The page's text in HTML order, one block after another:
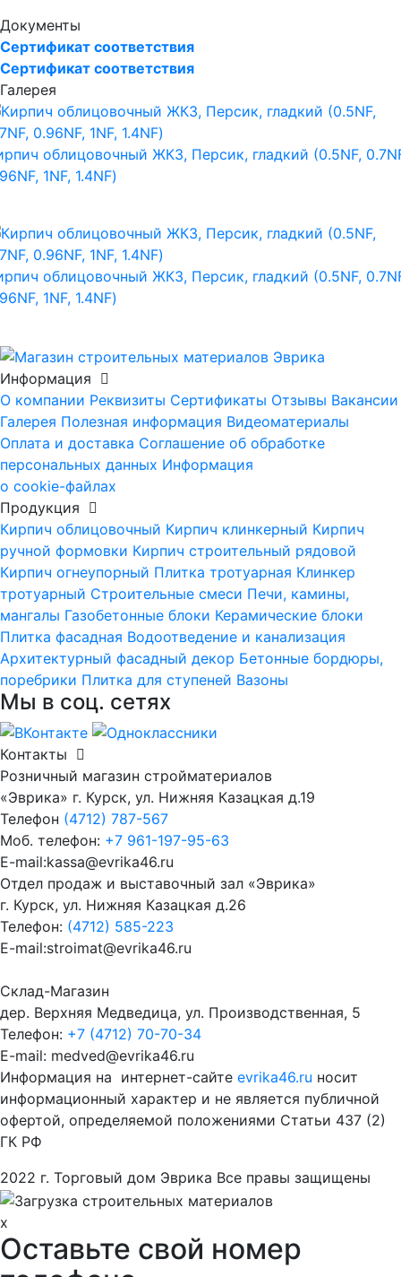
Документы
Сертификат соответствия
Сертификат соответствия
Галерея
облицовочный ЖКЗ, Персик, гладкий (0.5NF,
1NF, 1.4NF)
облицовочный ЖКЗ, Персик, гладкий (0.5NF,
1NF, 1.4NF)
Информация
О компании Реквизиты Сертификаты Отзывы Вакансии
Галерея Полезная информация Видеоматериалы
Оплата и доставка Соглашение об обработке
персональных данных Информация
о cookie-файлах
Продукция
Кирпич облицовочный Кирпич клинкерный Кирпич
ручной формовки Кирпич строительный рядовой
Кирпич огнеупорный Плитка тротуарная Клинкер
тротуарный Строительные смеси Печи, камины,
мангалы Газобетонные блоки Керамические блоки
Плитка фасадная Водоотведение и канализация
Архитектурный фасадный декор Бетонные бордюры,
поребрики Плитка для ступеней Вазоны
Мы в соц. сетях
Контакты
Розничный магазин стройматериалов
«Эврика» г. Курск, ул. Нижняя Казацкая д.19
Телефон (4712) 787-567
Моб. телефон: +7 961-197-95-63
E-mail:kassa@evrika46.ru
Отдел продаж и выставочный зал «Эврика»
г. Курск, ул. Нижняя Казацкая д.26
Телефон: (4712) 585-223
E-mail:stroimat@evrika46.ru
Склад-Магазин
дер. Верхняя Медведица, ул. Производственная, 5
Телефон: +7 (4712) 70-70-34
E-mail: medved@evrika46.ru
Информация на интернет-сайте evrika46.ru носит
информационный характер и не является публичной
офертой, определяемой положениями Статьи 437 (2)
ГК РФ
2022 г. Торговый дом Эврика Все правы защищены
x
Оставьте свой номер